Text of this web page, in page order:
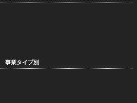
事業タイプ別